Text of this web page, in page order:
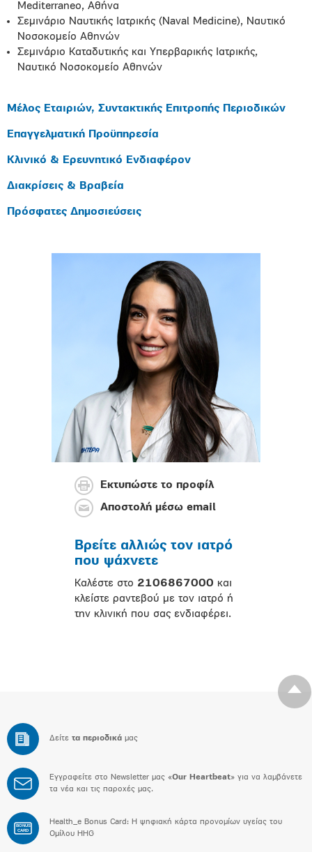
Mediterraneo, Αθήνα
Σεμινάριο Ναυτικής Ιατρικής (Naval Medicine), Ναυτικό
Νοσοκομείο Αθηνών
Σεμινάριο Καταδυτικής και Υπερβαρικής Ιατρικής,
Ναυτικό Νοσοκομείο Αθηνών
Μέλος Εταιριών, Συντακτικής Επιτροπής Περιοδικών
Επαγγελματική Προϋπηρεσία
Κλινικό & Ερευνητικό Ενδιαφέρον
Διακρίσεις & Βραβεία
Πρόσφατες Δημοσιεύσεις
Εκτυπώστε το προφίλ
Αποστολή μέσω email
Βρείτε αλλιώς τον ιατρό
που ψάχνετε
Καλέστε στο 2106867000 και
κλείστε ραντεβού με τον ιατρό ή
την κλινική που σας ενδιαφέρει.
Δείτε τα περιοδικά μας
Εγγραφείτε στο Newsletter μας «Our Heartbeat» για να λαμβάνετε
τα νέα και τις παροχές μας.
BONUS
CARD
Health_e Bonus Card: H ψηφιακή κάρτα προνομίων υγείας του
Ομίλου HHG